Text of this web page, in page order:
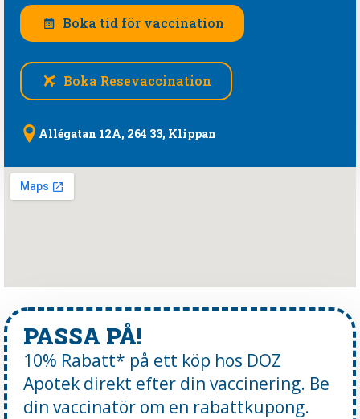
Boka tid för vaccination
Boka Resevaccination
Allégatan 12A, 264 33, Klippan
PASSA PÅ!
10% Rabatt* på ett köp hos DOZ
Apotek direkt efter din vaccinering. Be
din vaccinatör om en rabattkupong.